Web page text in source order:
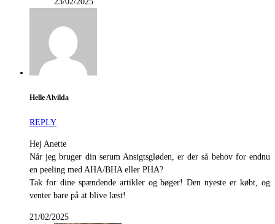
Helle Alvilda
REPLY
Hej Anette
Når jeg bruger din serum Ansigtsgløden, er der så behov for endnu
en peeling med AHA/BHA eller PHA?
Tak for dine spændende artikler og bøger! Den nyeste er købt, og
venter bare på at blive læst!
21/02/2025